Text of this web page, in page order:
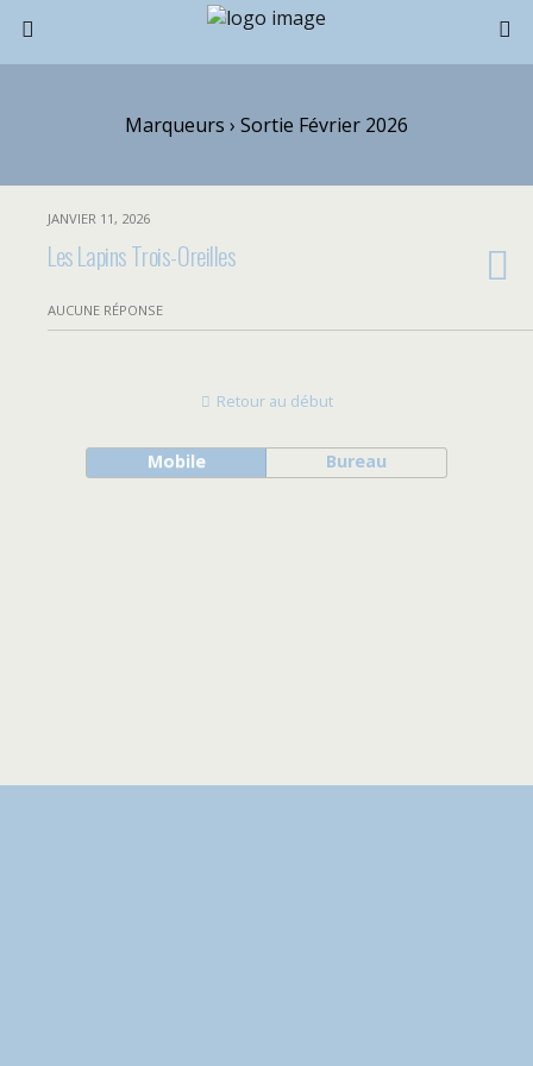
Marqueurs › Sortie Février 2026
JANVIER 11, 2026
Les Lapins Trois-Oreilles
AUCUNE RÉPONSE
Retour au début
Mobile Bureau